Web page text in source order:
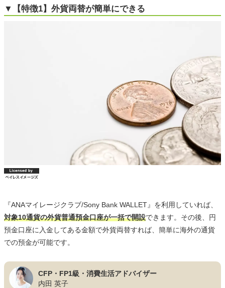
▼【特徴1】外貨両替が簡単にできる
『ANAマイレージクラブ/Sony Bank WALLET』を利用していれば、
対象10通貨の外貨普通預金口座が一括で開設できます。その後、円
預金口座に入金してある金額で外貨両替すれば、簡単に海外の通貨
での預金が可能です。
CFP・FP1級・消費生活アドバイザー
内田 英子